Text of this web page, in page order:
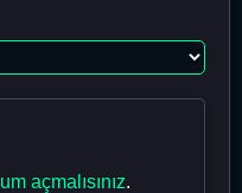
açmalısınız.